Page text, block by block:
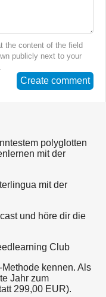
the content of the field
publicly next to your
Create comment
polyglotten
mit der
mit der
und höre dir die
Club
kennen. Als
Jahr zum
299,00 EUR).